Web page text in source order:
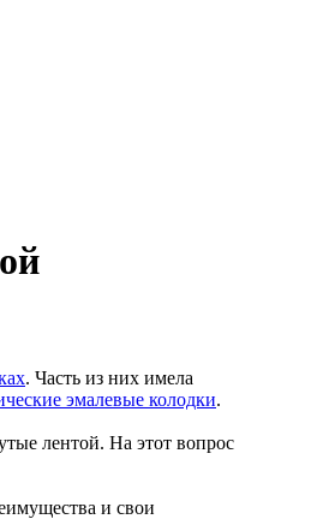
. Часть из них имела
эмалевые колодки.
лентой. На этот вопрос
и свои